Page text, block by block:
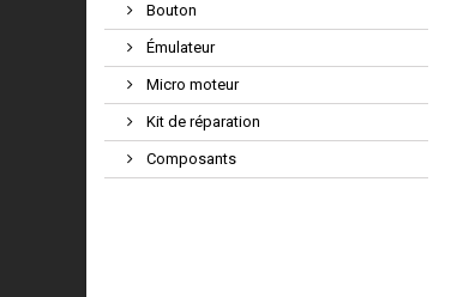
Bouton
Émulateur
Micro moteur
Kit de réparation
Composants